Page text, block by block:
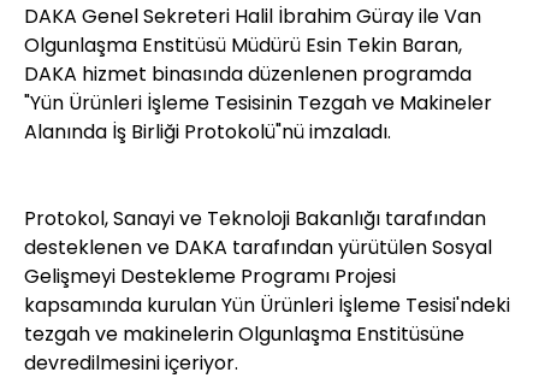
DAKA Genel Sekreteri Halil İbrahim Güray ile Van
Olgunlaşma Enstitüsü Müdürü Esin Tekin Baran,
DAKA hizmet binasında düzenlenen programda
"Yün Ürünleri İşleme Tesisinin Tezgah ve Makineler
Alanında İş Birliği Protokolü"nü imzaladı.
Protokol, Sanayi ve Teknoloji Bakanlığı tarafından
desteklenen ve DAKA tarafından yürütülen Sosyal
Gelişmeyi Destekleme Programı Projesi
kapsamında kurulan Yün Ürünleri İşleme Tesisi'ndeki
tezgah ve makinelerin Olgunlaşma Enstitüsüne
devredilmesini içeriyor.